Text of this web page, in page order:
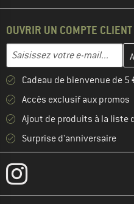
OUVRIR UN COMPTE CLIENT
Adresse e-mail
Entrez votre adresse e-mail
Cadeau de bienvenue de 5
Accès exclusif aux promos
Ajout de produits à la liste
Surprise d'anniversaire